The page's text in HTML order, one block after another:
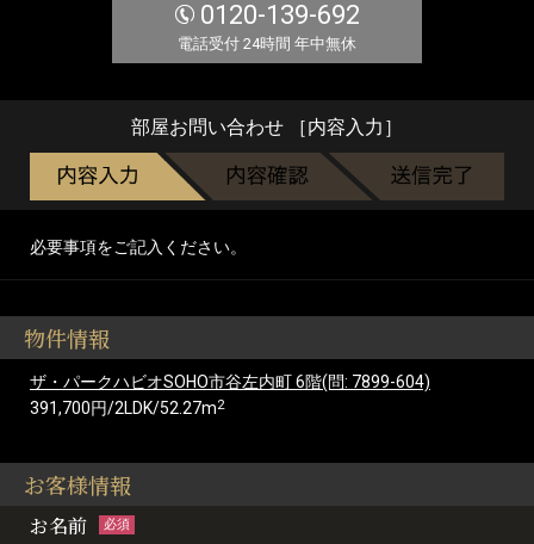
0120-139-692
電話受付 24時間 年中無休
部屋お問い合わせ ［内容入力］
必要事項をご記入ください。
物件情報
ザ・パークハビオSOHO市谷左内町 6階(問: 7899-604)
391,700円/2LDK/52.27m2
お客様情報
お名前 必須